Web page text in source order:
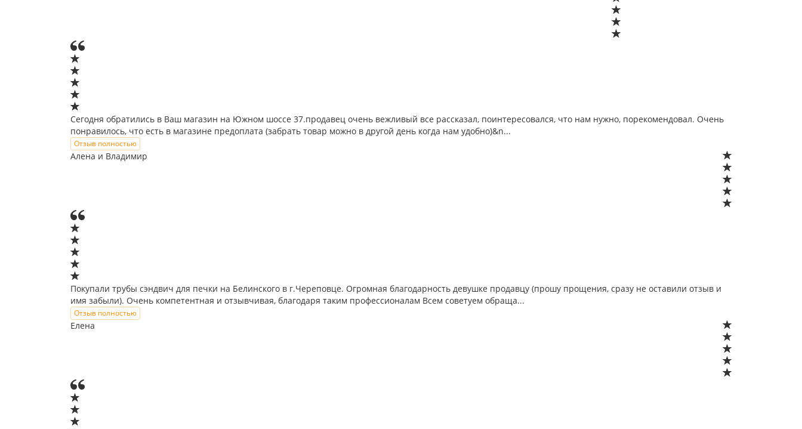
Сегодня обратились в Ваш магазин на Южном шоссе 37.продавец очень вежливый все рассказал, поинтересовался, что нам нужно, порекомендовал. Очень
понравилось, что есть в магазине предоплата (забрать товар можно в другой день когда нам удобно)&n...
Отзыв полностью
Алена и Владимир
Покупали трубы сэндвич для печки на Белинского в г.Череповце. Огромная благодарность девушке продавцу (прошу прощения, сразу не оставили отзыв и
имя забыли). Очень компетентная и отзывчивая, благодаря таким профессионалам Всем советуем обраща...
Отзыв полностью
Елена